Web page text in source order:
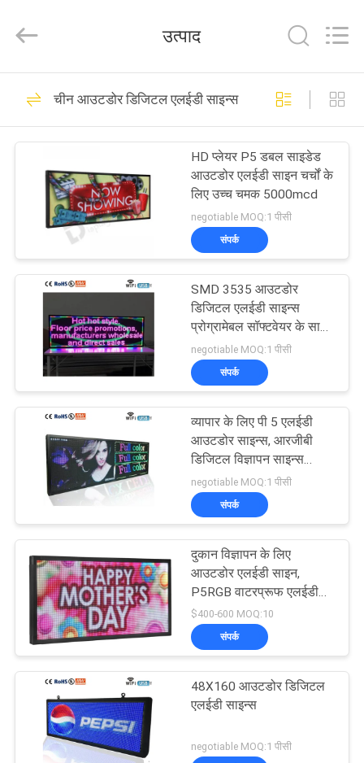
उत्पादों
वीआर
दिखाएँ
हमारे
कारखाना
भ्रमण
गुणवत्ता
नियंत्रण
संपर्क
समाचार
एक
उद्धरण
LED
Co.,Ltd.
Reserved.
एलईडी विंडो डिस्प्ले
61
आउटडोर डिजिटल
एलईडी साइन्स
59
स्मारक एलईडी संकेत
प्रोग्राम करने योग्य
स्क्रॉलिंग एलईडी साइन्स
उत्पाद
चीन आउटडोर डिजिटल एलईडी साइन्स
HD प्लेयर P5 डबल साइडेड
आउटडोर एलईडी साइन चर्चों के
लिए उच्च चमक 5000mcd
negotiable MOQ:1 पीसी
संपर्क
SMD 3535 आउटडोर
डिजिटल एलईडी साइन्स
प्रोग्रामेबल सॉफ्टवेयर के साथ
डबल साइडेड
negotiable MOQ:1 पीसी
संपर्क
व्यापार के लिए पी 5 एलईडी
आउटडोर साइन्स, आरजीबी
डिजिटल विज्ञापन साइन्स
आउटडोर
negotiable MOQ:1 पीसी
संपर्क
दुकान विज्ञापन के लिए
आउटडोर एलईडी साइन,
P5RGB वाटरप्रूफ एलईडी
स्क्रीन वीडियो प्रदर्शन
$400-600 MOQ:10
संपर्क
48X160 आउटडोर डिजिटल
एलईडी साइन्स
negotiable MOQ:1 पीसी